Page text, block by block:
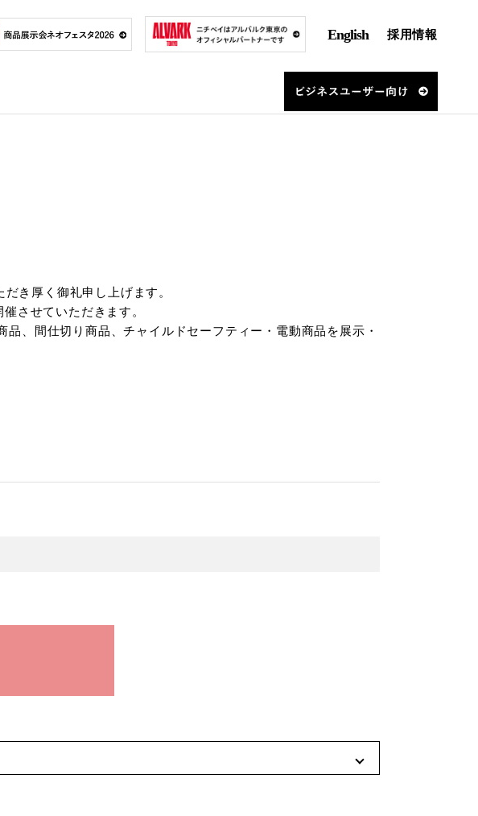
English 採用情報
き厚く御礼申し上げます。
させていただきます。
、間仕切り商品、チャイルドセーフティー・電動商品を展示・